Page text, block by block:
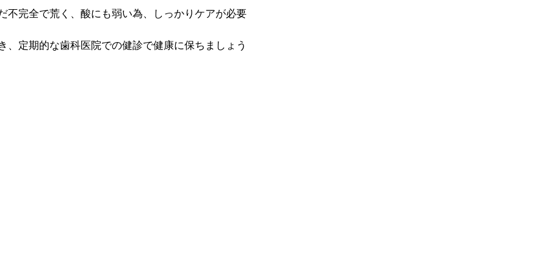
不完全で荒く、酸にも弱い為、しっかりケアが必要
、定期的な歯科医院での健診で健康に保ちましょう